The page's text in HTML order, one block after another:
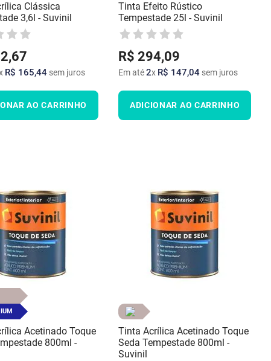
Clássica
3,6l - Suvinil
,67
R$ 165,44sem juros
AO CARRINHO
Tinta Efeito Rústico
Tempestade 25l - Suvinil
R$ 294,09
Em até2x R$ 147,04 sem juros
ADICIONAR AO CARRINHO
Acetinado Toque
800ml -
Tinta Acrílica Acetinado Toque
Seda Tempestade 800ml -
Suvinil